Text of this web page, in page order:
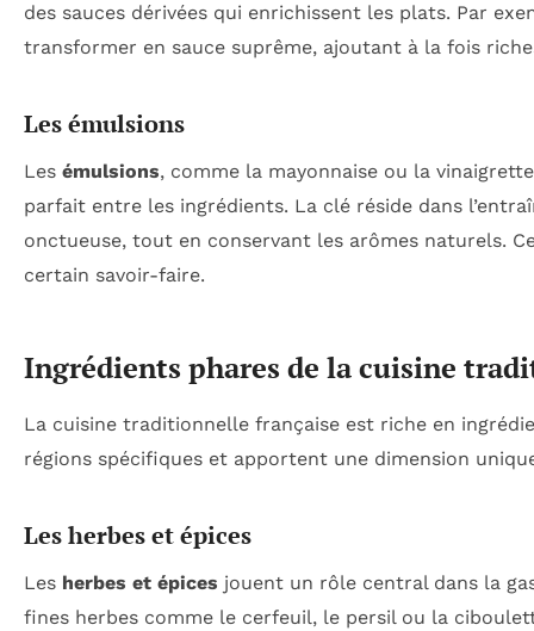
des sauces dérivées qui enrichissent les plats. Par
transformer en sauce suprême, ajoutant à la fois
Les émulsions
Les émulsions, comme la mayonnaise ou la
parfait entre les ingrédients. La clé réside dans
onctueuse, tout en conservant les arômes naturels.
certain savoir-faire.
Ingrédients phares de la cuisine
La cuisine traditionnelle française est riche en
régions spécifiques et apportent une dimension
Les herbes et épices
Les herbes et épices jouent un rôle central dans la
fines herbes comme le cerfeuil, le persil ou la